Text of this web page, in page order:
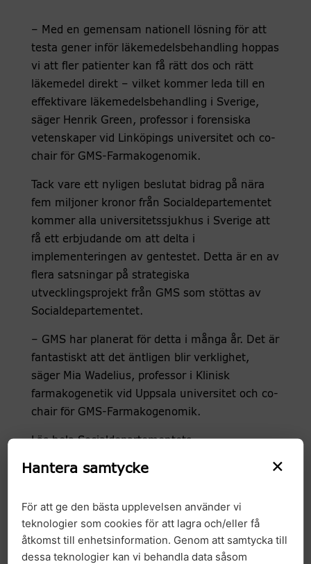
– Med en gemensam nationell lösning för att
testa gener inför läkemedelsbehandling hoppas
vi att fler patienter kan få rätt dos och rätt
läkemedel direkt – vilket kommer leda till en
effektivare läkemedelsbehandling i Sverige,
säger Henrik Green, professor i forensiska
vetenskaper vid Linköpings universitet och co-
chair för GMS-Farmakogenomik.
Tack vare ett nyligen beslutat bidrag på nära
fem miljoner kronor från Socialdepartementet
kommer alla universitetssjukhus i Sverige att
få ett erbjudande om att delta i
implementeringen av gentestet. Detta är en av
flera satsningar på strategiska
utvecklingsprojekt från GMS som stöttas av
Socialdepartementet.
– GMS har planerat för detta i många år. Det är
fantastiskt att det äntligen blir verklighet,
säger Mia Wadelius, professor i Klinisk
farmakogenetik vid Uppsala universitet och co-
chair för GMS-Farmakogenomik.
Läs hela Socialdepartementets
×
Hantera samtycke
För att ge den bästa upplevelsen använder vi
teknologier som cookies för att lagra och/eller få
åtkomst till enhetsinformation. Genom att samtycka till
dessa teknologier kan vi behandla data såsom